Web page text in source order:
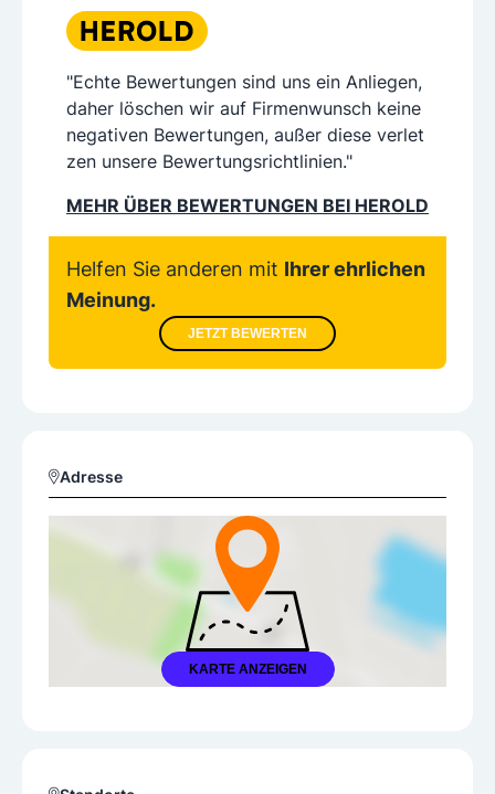
"Echte Bewertungen sind uns ein Anliegen,
daher löschen wir auf Firmenwunsch keine
negativen Bewertungen, außer diese verlet
zen unsere Bewertungsrichtlinien."
MEHR ÜBER BEWERTUNGEN BEI HEROLD
Helfen Sie anderen mit Ihrer ehrlichen
Meinung.
JETZT BEWERTEN
Adresse
KARTE ANZEIGEN